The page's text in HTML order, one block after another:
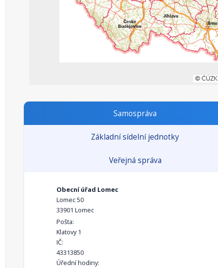
Samospráva
Základní sídelní jednotky
Veřejná správa
Obecní úřad Lomec
Lomec 50
33901 Lomec
Pošta:
Klatovy 1
IČ:
43313850
Úřední hodiny: